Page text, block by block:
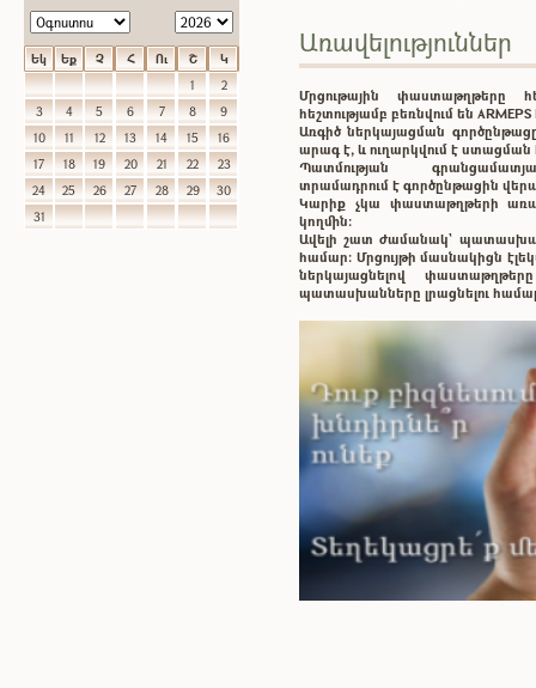
Եկ Եք Չ Հ Ու Շ
Կ
1
2
3
4 5 6 7 8
9
10
11 12 13 14 15
16
17
18 19 20 21 22
23
24
25 26 27 28 29
30
31
Առավելություններ
Մրցութային փաստաթղթերը
հեշտությամբ բեռնվում են
Առգիծ ներկայացման
արագ է, և ուղարկվում է
Պատմության
տրամադրում է գործընթացին
Կարիք չկա փաստաթղթերի
կողմին:
Ավելի շատ ժամանակ`
համար: Մրցույթի մասնակիցն
ներկայացնելով
պատասխանները լրացնելու